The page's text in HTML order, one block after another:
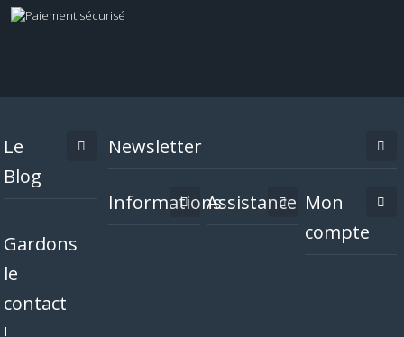
Le
Blog
Gardons
le
contact
Newsletter
InformationsAssistance Mon
compte